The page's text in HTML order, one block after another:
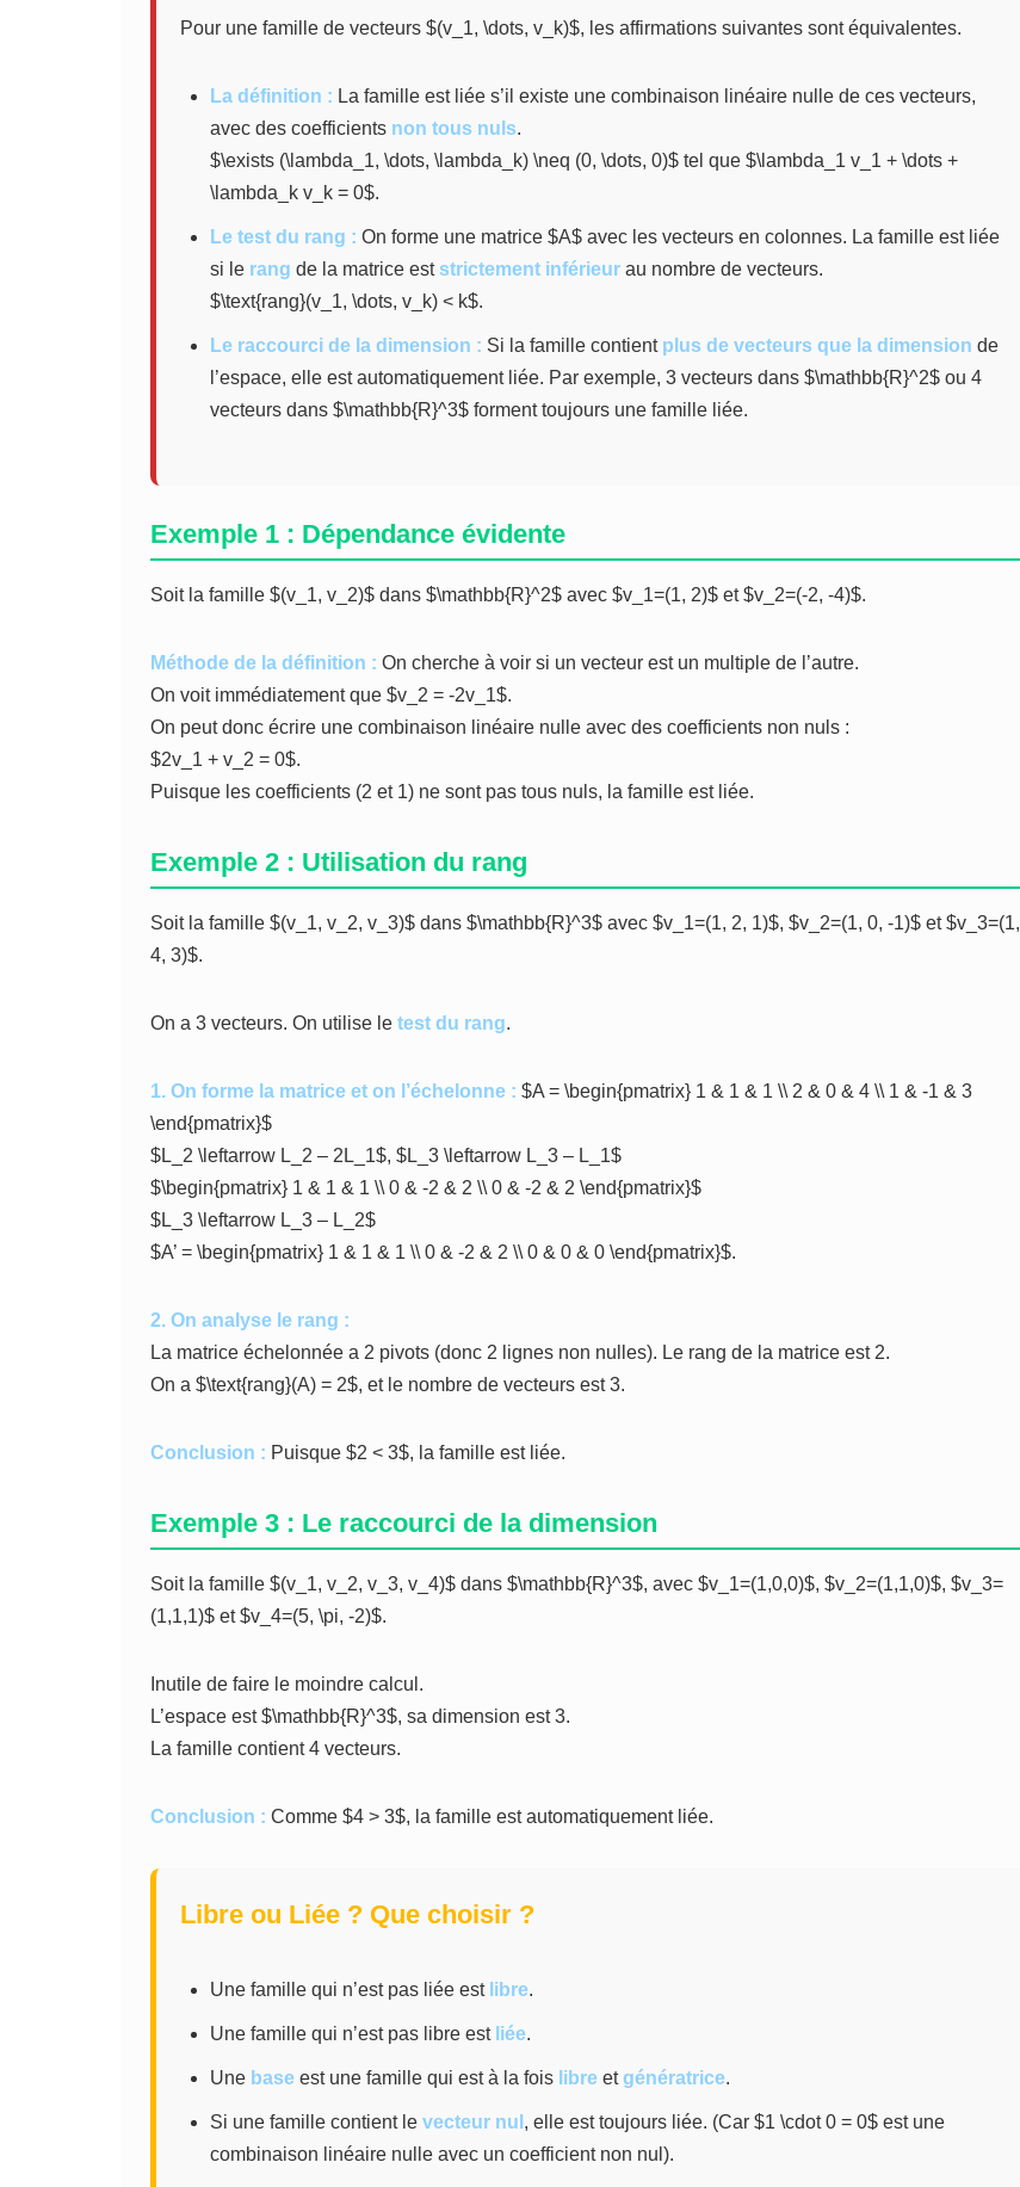
Pour une famille de vecteurs $(v_1, \dots, v_k)$, les affirmations suivantes sont équivalentes.
La définition : La famille est liée s’il existe une combinaison linéaire nulle de ces vecteurs,
avec des coefficients non tous nuls.
$\exists (\lambda_1, \dots, \lambda_k) \neq (0, \dots, 0)$ tel que $\lambda_1 v_1 + \dots +
\lambda_k v_k = 0$.
Le test du rang : On forme une matrice $A$ avec les vecteurs en colonnes. La famille est liée
si le rang de la matrice eststrictement inférieur au nombre de vecteurs.
$\text{rang}(v_1, \dots, v_k) < k$.
Le raccourci de la dimension : Si la famille contient plus de vecteurs que la dimension de
l’espace, elle est automatiquement liée. Par exemple, 3 vecteurs dans $\mathbb{R}^2$ ou 4
vecteurs dans $\mathbb{R}^3$ forment toujours une famille liée.
Exemple 1 : Dépendance évidente
Soit la famille $(v_1, v_2)$ dans $\mathbb{R}^2$ avec $v_1=(1, 2)$ et $v_2=(-2, -4)$.
Méthode de la définition : On cherche à voir si un vecteur est un multiple de l’autre.
On voit immédiatement que $v_2 = -2v_1$.
On peut donc écrire une combinaison linéaire nulle avec des coefficients non nuls :
$2v_1 + v_2 = 0$.
Puisque les coefficients (2 et 1) ne sont pas tous nuls, la famille est liée.
Exemple 2 : Utilisation du rang
Soit la famille $(v_1, v_2, v_3)$ dans $\mathbb{R}^3$ avec $v_1=(1, 2, 1)$, $v_2=(1, 0, -1)$ et $v_3=(1,
4, 3)$.
On a 3 vecteurs. On utilise le test du rang.
1. On forme la matrice et on l’échelonne : $A = \begin{pmatrix} 1 & 1 & 1 \\ 2 & 0 & 4 \\ 1 & -1 & 3
\end{pmatrix}$
$L_2 \leftarrow L_2 – 2L_1$, $L_3 \leftarrow L_3 – L_1$
$\begin{pmatrix} 1 & 1 & 1 \\ 0 & -2 & 2 \\ 0 & -2 & 2 \end{pmatrix}$
$L_3 \leftarrow L_3 – L_2$
$A’ = \begin{pmatrix} 1 & 1 & 1 \\ 0 & -2 & 2 \\ 0 & 0 & 0 \end{pmatrix}$.
2. On analyse le rang :
La matrice échelonnée a 2 pivots (donc 2 lignes non nulles). Le rang de la matrice est 2.
On a $\text{rang}(A) = 2$, et le nombre de vecteurs est 3.
Conclusion : Puisque $2 < 3$, la famille est liée.
Exemple 3 : Le raccourci de la dimension
Soit la famille $(v_1, v_2, v_3, v_4)$ dans $\mathbb{R}^3$, avec $v_1=(1,0,0)$, $v_2=(1,1,0)$, $v_3=
(1,1,1)$ et $v_4=(5, \pi, -2)$.
Inutile de faire le moindre calcul.
L’espace est $\mathbb{R}^3$, sa dimension est 3.
La famille contient 4 vecteurs.
Conclusion : Comme $4 > 3$, la famille est automatiquement liée.
Libre ou Liée ? Que choisir ?
Une famille qui n’est pas liée est libre.
Une famille qui n’est pas libre est liée.
Une base est une famille qui est à la fois libre etgénératrice.
Si une famille contient le vecteur nul , elle est toujours liée. (Car $1 \cdot 0 = 0$ est une
combinaison linéaire nulle avec un coefficient non nul).